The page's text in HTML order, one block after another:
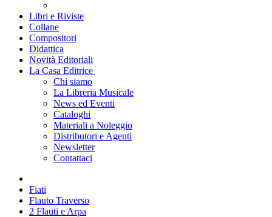
Libri e Riviste
Collane
Compositori
Didattica
Novità Editoriali
La Casa Editrice
Chi siamo
La Libreria Musicale
News ed Eventi
Cataloghi
Materiali a Noleggio
Distributori e Agenti
Newsletter
Contattaci
Fiati
Flauto Traverso
2 Flauti e Arpa